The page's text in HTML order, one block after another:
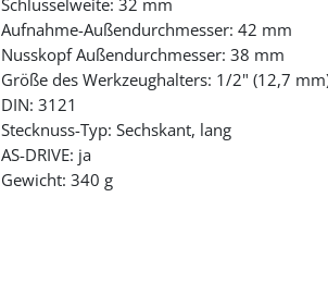
Schlüsselweite: 32 mm
Aufnahme-Außendurchmesser: 42 mm
Nusskopf Außendurchmesser: 38 mm
Größe des Werkzeughalters: 1/2" (12,7
DIN: 3121
Stecknuss-Typ: Sechskant, lang
AS-DRIVE: ja
Gewicht: 340 g